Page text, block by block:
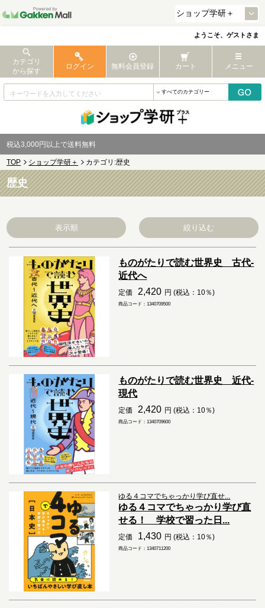
ようこそ、ゲストさま
カテゴリ
から探す
ログイン 無料会員登録 カート メニュー
税込3,000円以上で送料無料
TOP ショップ学研＋ カテゴリ:歴史
歴史
表示順 絞り込む
ものがたりで読む世界史 古代-
近代へ
定価 2,420 円 (税込：10％)
商品コード：1340709500
ものがたりで読む世界史 近代-
現代
定価 2,420 円 (税込：10％)
商品コード：1340709600
ゆる４コマでちゃっかり学び直せ...
ゆる４コマでちゃっかり学び直
せる！ 学校で習った日...
定価 1,430 円 (税込：10％)
商品コード：1340711200